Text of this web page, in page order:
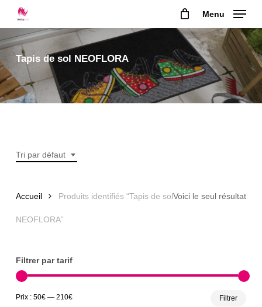
main
content
Menu
Tapis de sol NEOFLORA
Tri par défaut
Voici le seul résultat
Accueil Produits identifiés “Tapis de sol
NEOFLORA”
Filtrer par tarif
Filtrer
Prix : 50€— 210€